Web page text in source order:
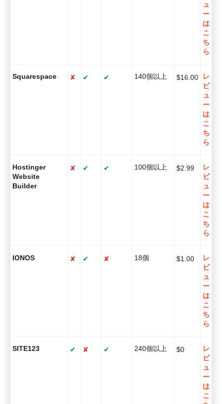
ュ
ー
は
こ
ち
ら
Squarespace ✘ ✔ ✔ 140個以上 $16.00
レ
ビ
ュ
ー
は
こ
ち
ら
Hostinger
Website
Builder
✘ ✔ ✔ 100個以上 $2.99
レ
ビ
ュ
ー
は
こ
ち
ら
IONOS ✘ ✔ ✘ 18個 $1.00
レ
ビ
ュ
ー
は
こ
ち
ら
SITE123 ✔ ✘ ✔ 240個以上 $0
レ
ビ
ュ
ー
は
こ